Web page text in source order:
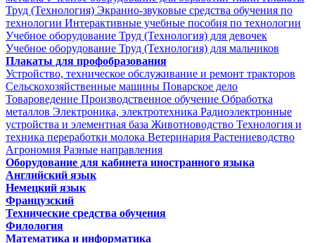
Труд (Технология) Экранно-звуковые средства обучения по
технологии Интерактивные учебные пособия по технологии
Учебное оборудование Труд (Технология) для девочек
Учебное оборудование Труд (Технология) для мальчиков
Плакаты для профобразования
Устройство, техническое обслуживание и ремонт тракторов
Сельскохозяйственные машины Поварское дело
Товароведение Производственное обучение Обработка
металлов Электроника, электротехника Радиоэлектронные
устройства и элементная база Животноводство Технология и
техника переработки молока Ветеринария Растениеводство
Агрономия Разные направления
Оборудование для кабинета иностранного языка
Английский язык
Немецкий язык
Французский
Технические средства обучения
Филология
Математика и информатика